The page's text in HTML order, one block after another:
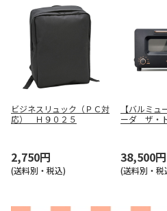
ビジネスリュック（ＰＣ対
応） Ｈ９０２５
2,750円
(送料別・税込)
【バルミュ
ーダ ザ・
38,500円
(送料別・税